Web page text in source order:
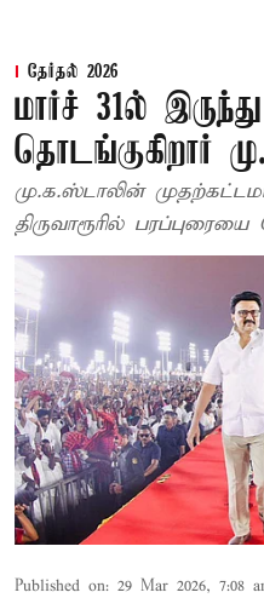
தேர்தல் 2026
மார்ச் 31ல்
தொடங்குகிறார்
மு.க.ஸ்டாலின்
திருவாரூரில்
Published on: 29 Mar 2026, 7:08